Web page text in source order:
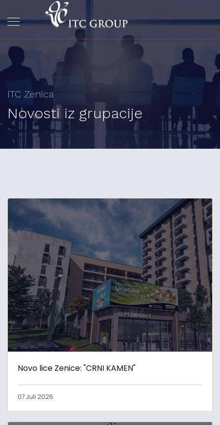
ITC Zenica
Novosti iz grupacije
Novo lice Zenice: "CRNI KAMEN"
07 Juli 2026